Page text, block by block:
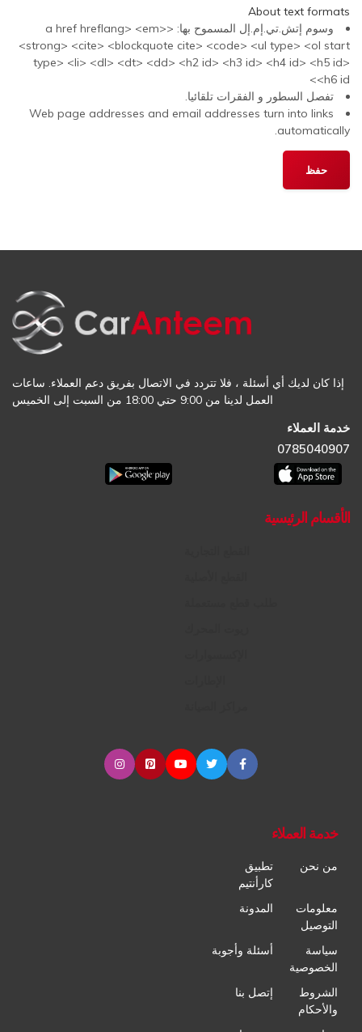
About text formats
وسوم إتش.تي.إم.إل المسموح بها: <a href hreflang> <em>
<strong> <cite> <blockquote cite> <code> <ul type> <ol start
type> <li> <dl> <dt> <dd> <h2 id> <h3 id> <h4 id> <h5 id>
<h6 id>
تفصل السطور و الفقرات تلقائيا.
Web page addresses and email addresses turn into links
automatically.
إذا كان لديك أي أسئلة ، فلا تتردد في الاتصال بفريق دعم العملاء. ساعات
العمل لدينا من 9:00 حتي 18:00 من السبت إلى الخميس
خدمة العملاء
0785040907
الأقسام الرئيسية
خدمة العملاء
من نحن
تطبيق
كارأنتيم
معلومات
التوصيل
المدونة
سياسة
الخصوصية
أسئلة وأجوبة
الشروط
والأحكام
إتصل بنا